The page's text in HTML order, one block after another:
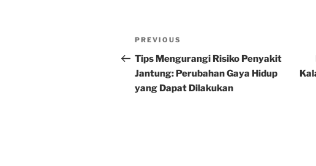
Post
navigation
Previous
Post
PREVIOUS
Tips Mengurangi Risiko Penyakit
Jantung: Perubahan Gaya Hidup
yang Dapat Dilakukan